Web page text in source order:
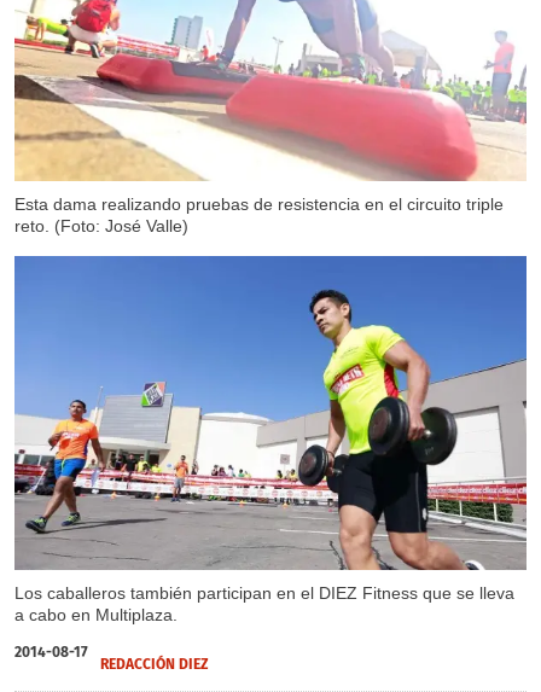
Esta dama realizando pruebas de resistencia en el circuito triple
reto. (Foto: José Valle)
Los caballeros también participan en el DIEZ Fitness que se lleva
a cabo en Multiplaza.
2014-08-17
REDACCIÓN DIEZ